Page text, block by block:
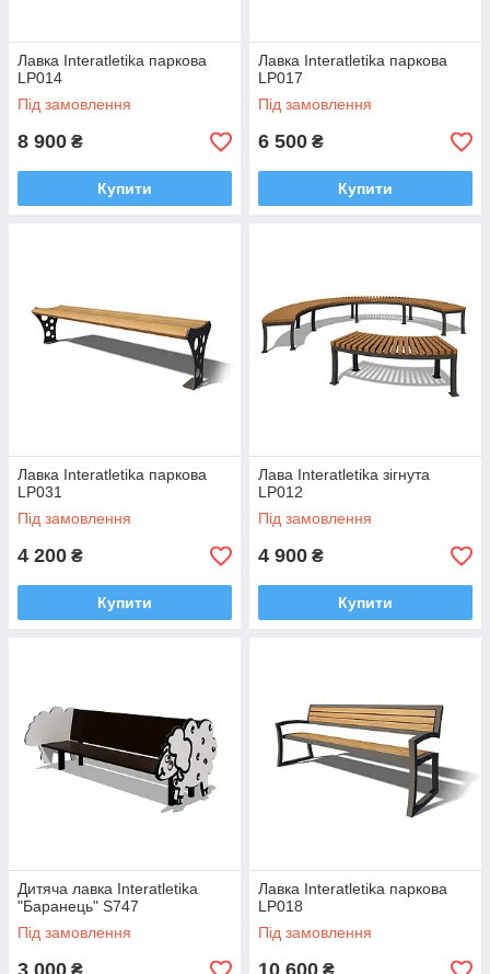
Лавка Interatletika паркова
LP014
Під замовлення
8 900 ₴
Купити
Лавка Interatletika паркова
LP017
Під замовлення
6 500 ₴
Купити
Лавка Interatletika паркова
LP031
Під замовлення
4 200 ₴
Купити
Лава Interatletika зігнута
LP012
Під замовлення
4 900 ₴
Купити
Дитяча лавка Interatletika
"Баранець" S747
Під замовлення
3 000 ₴
Лавка Interatletika паркова
LP018
Під замовлення
10 600 ₴